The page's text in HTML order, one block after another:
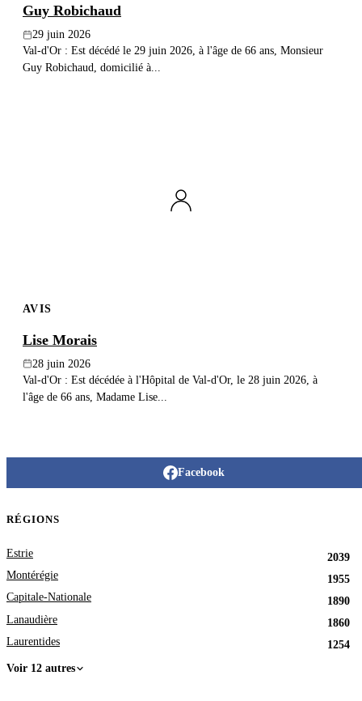
Guy Robichaud
29 juin 2026
Val-d'Or : Est décédé le 29 juin 2026, à l'âge de 66 ans, Monsieur
Guy Robichaud, domicilié à...
AVIS
Lise Morais
28 juin 2026
Val-d'Or : Est décédée à l'Hôpital de Val-d'Or, le 28 juin 2026, à
l'âge de 66 ans, Madame Lise...
Facebook
RÉGIONS
Estrie
2039
Montérégie
1955
Capitale-Nationale
1890
Lanaudière
1860
Laurentides
1254
Voir 12 autres